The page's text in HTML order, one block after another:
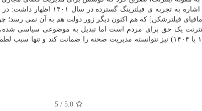
فیلترشکن] که هم اکنون دیگر زور دولت هم به آن نمی رسد؛
یک حق برای مردم است اما تبدیل به موضوعی سیاسی
5.0
/
5